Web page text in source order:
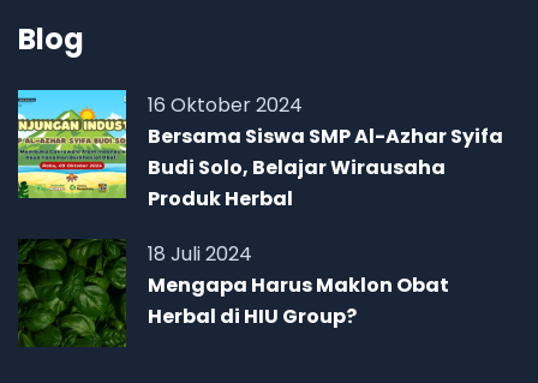
Blog
16 Oktober 2024
Bersama Siswa SMP Al-Azhar Syifa
Budi Solo, Belajar Wirausaha
Produk Herbal
18 Juli 2024
Mengapa Harus Maklon Obat
Herbal di HIU Group?